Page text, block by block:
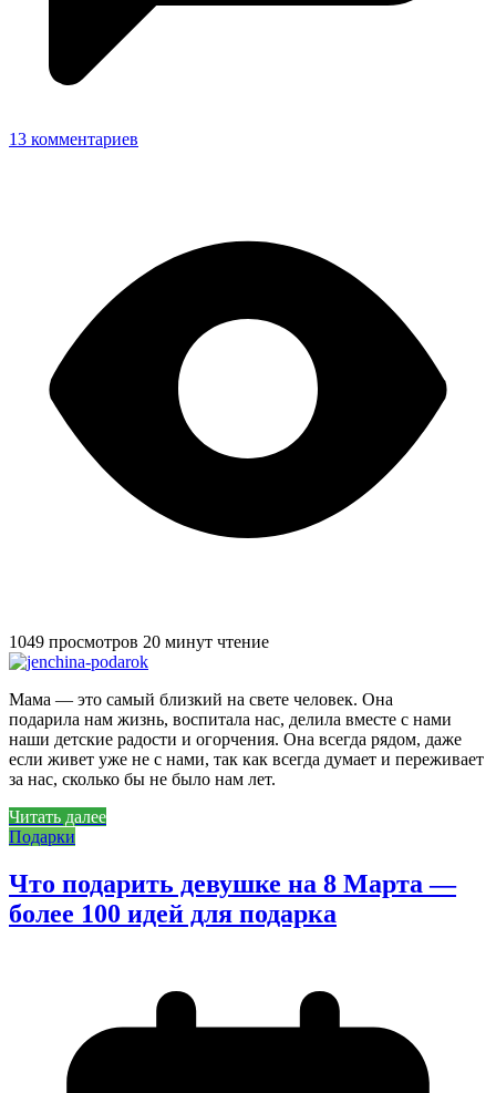
13 комментариев
1049 просмотров 20 минут чтение
Мама — это самый близкий на свете человек. Она
подарила нам жизнь, воспитала нас, делила вместе с нами
наши детские радости и огорчения. Она всегда рядом, даже
если живет уже не с нами, так как всегда думает и переживает
за нас, сколько бы не было нам лет.
Читать далее
Подарки
Что подарить девушке на 8 Марта —
более 100 идей для подарка